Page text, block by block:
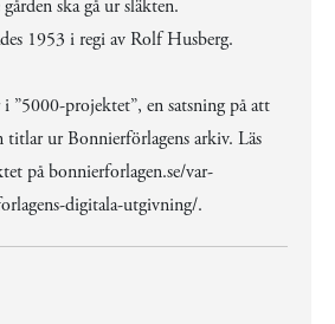
ska gå ur släkten.
1953 i regi av Rolf Husberg.
”5000-projektet”, en satsning på att
titlar ur Bonnierförlagens arkiv. Läs
på bonnierforlagen.se/var-
digitala-utgivning/.